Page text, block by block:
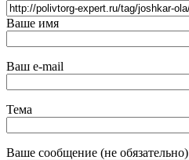
Ваше имя
Ваш e-mail
Тема
Ваше сообщение (не обязательно)